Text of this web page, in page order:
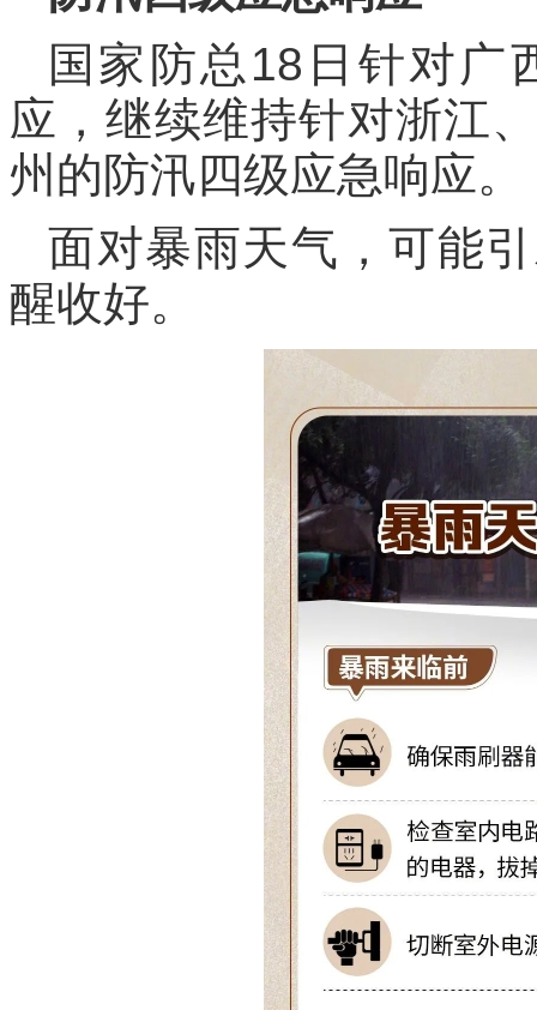
国家防总18日针对广
应，继续维持针对浙江
州的防汛四级应急响应。
面对暴雨天气，可能
醒收好。